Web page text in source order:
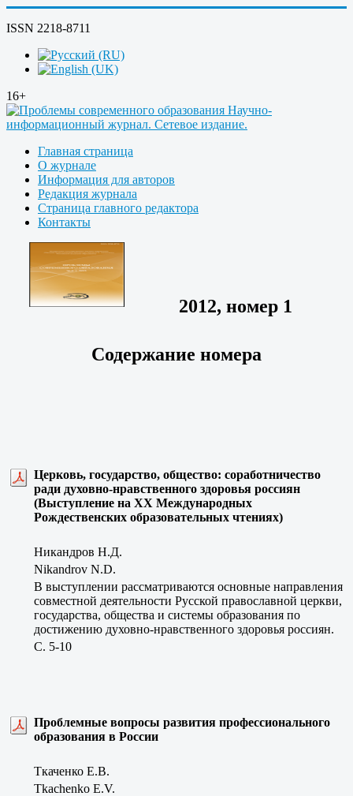
ISSN 2218-8711
16+
Главная страница
О журнале
Информация для авторов
Редакция журнала
Страница главного редактора
Контакты
2012, номер 1
Содержание номера
Церковь, государство, общество: соработничество
ради духовно-нравственного здоровья россиян
(Выступление на ХХ Международных
Рождественских образовательных чтениях)
Никандров Н.Д.
Nikandrov N.D.
В выступлении рассматриваются основные направления
совместной деятельности Русской православной церкви,
государства, общества и системы образования по
достижению духовно-нравственного здоровья россиян.
C. 5-10
Проблемные вопросы развития профессионального
образования в России
Ткаченко Е.В.
Tkachenko E.V.